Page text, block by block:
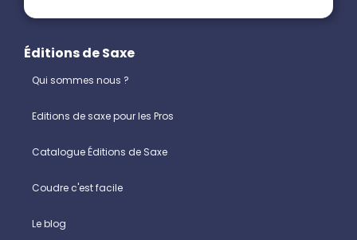
Éditions de Saxe
Qui sommes nous ?
Editions de saxe pour les Pros
Catalogue Éditions de Saxe
Coudre c'est facile
Le blog